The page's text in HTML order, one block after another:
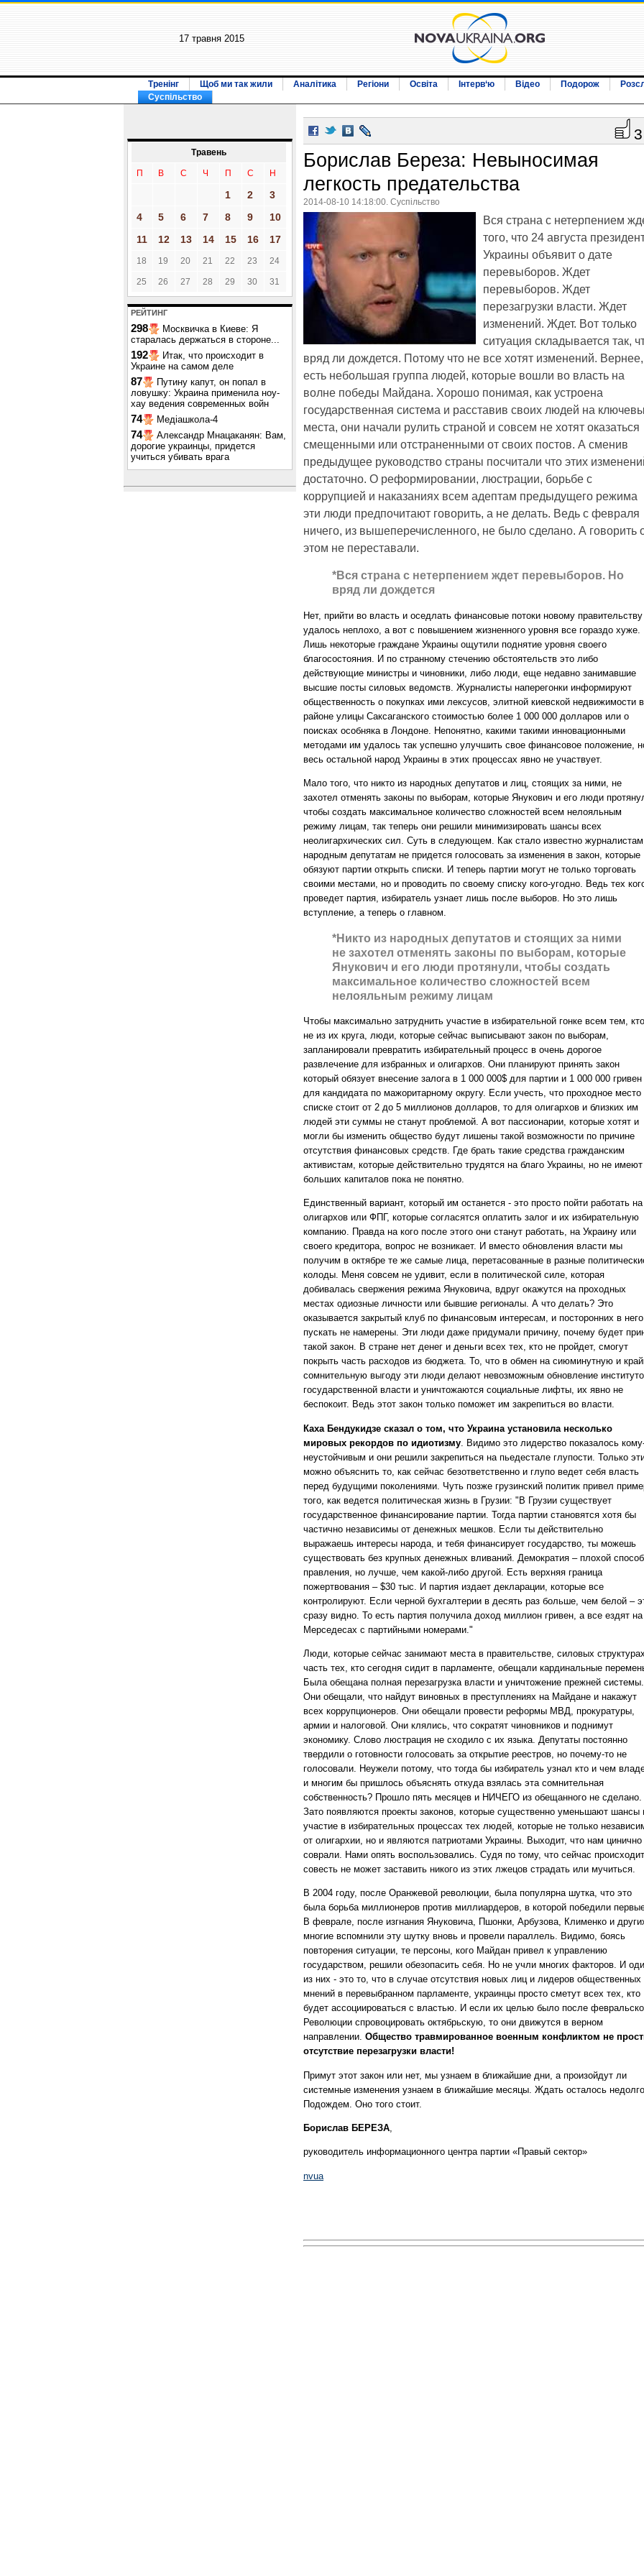
17 травня 2015
Тренінг Щоб ми так жили Аналітика Регіони Освіта Інтерв‘ю Відео Подорож
Суспільство
Травень
П В С Ч П С Н
1 2
3
4
5 6 7 8 9
10
11
12 13 14 15 16 17
18 19 20 21 22 23 24
25 26 27 28 29 30 31
РЕЙТИНГ
298
Москвичка в Киеве: Я
старалась держаться в стороне...
192
Итак, что происходит в
Украине на самом деле
87
Путину капут, он попал в
ловушку: Украина применила ноу-
хау ведения современных войн
74 Медіашкола-4
74
Александр Мнацаканян: Вам,
дорогие украинцы, придется
учиться убивать врага
3
Борислав Береза: Невыносимая
легкость предательства
2014-08-10 14:18:00. Суспільство
Вся страна с нетерпением
того, что 24 августа
Украины объявит о дате
перевыборов. Ждет
перевыборов. Ждет
перезагрузки власти. Ждет
изменений. Ждет. Вот только
ситуация складывается так,
вряд ли дождется. Потому что не все хотят изменений. Вернее,
есть небольшая группа людей, которые вошли во власть на
волне победы Майдана. Хорошо понимая, как устроена
государственная система и расставив своих людей на
места, они начали рулить страной и совсем не хотят оказаться
смещенными или отстраненными от своих постов. А сменив
предыдущее руководство страны посчитали что этих
достаточно. О реформировании, люстрации, борьбе с
коррупцией и наказаниях всем адептам предыдущего режима
эти люди предпочитают говорить, а не делать. Ведь с февраля
ничего, из вышеперечисленного, не было сделано. А говорить
этом не переставали.
*Вся страна с нетерпением ждет перевыборов. Но
вряд ли дождется
Нет, прийти во власть и оседлать финансовые потоки новому правительству
удалось неплохо, а вот с повышением жизненного уровня все гораздо хуже.
Лишь некоторые граждане Украины ощутили поднятие уровня своего
благосостояния. И по странному стечению обстоятельств это либо
действующие министры и чиновники, либо люди, еще недавно занимавшие
высшие посты силовых ведомств. Журналисты наперегонки информируют
общественность о покупках ими лексусов, элитной киевской недвижимости в
районе улицы Саксаганского стоимостью более 1 000 000 долларов или о
поисках особняка в Лондоне. Непонятно, какими такими инновационными
методами им удалось так успешно улучшить свое финансовое положение,
весь остальной народ Украины в этих процессах явно не участвует.
Мало того, что никто из народных депутатов и лиц, стоящих за ними, не
захотел отменять законы по выборам, которые Янукович и его люди
чтобы создать максимальное количество сложностей всем нелояльным
режиму лицам, так теперь они решили минимизировать шансы всех
неолигархических сил. Суть в следующем. Как стало известно журналистам,
народным депутатам не придется голосовать за изменения в закон, которые
обязуют партии открыть списки. И теперь партии могут не только торговать
своими местами, но и проводить по своему списку кого-угодно. Ведь тех
проведет партия, избиратель узнает лишь после выборов. Но это лишь
вступление, а теперь о главном.
*Никто из народных депутатов и стоящих за ними
не захотел отменять законы по выборам, которые
Янукович и его люди протянули, чтобы создать
максимальное количество сложностей всем
нелояльным режиму лицам
Чтобы максимально затруднить участие в избирательной гонке всем тем, кто
не из их круга, люди, которые сейчас выписывают закон по выборам,
запланировали превратить избирательный процесс в очень дорогое
развлечение для избранных и олигархов. Они планируют принять закон
который обязует внесение залога в 1 000 000$ для партии и 1 000 000 гривен
для кандидата по мажоритарному округу. Если учесть, что проходное место
списке стоит от 2 до 5 миллионов долларов, то для олигархов и близких им
людей эти суммы не станут проблемой. А вот пассионарии, которые хотят и
могли бы изменить общество будут лишены такой возможности по причине
отсутствия финансовых средств. Где брать такие средства гражданским
активистам, которые действительно трудятся на благо Украины, но не имеют
больших капиталов пока не понятно.
Единственный вариант, который им останется - это просто пойти работать на
олигархов или ФПГ, которые согласятся оплатить залог и их избирательную
компанию. Правда на кого после этого они станут работать, на Украину или
своего кредитора, вопрос не возникает. И вместо обновления власти мы
получим в октябре те же самые лица, перетасованные в разные
колоды. Меня совсем не удивит, если в политической силе, которая
добивалась свержения режима Януковича, вдруг окажутся на проходных
местах одиозные личности или бывшие регионалы. А что делать? Это
оказывается закрытый клуб по финансовым интересам, и посторонних в него
пускать не намерены. Эти люди даже придумали причину, почему будет
такой закон. В стране нет денег и деньги всех тех, кто не пройдет, смогут
покрыть часть расходов из бюджета. То, что в обмен на сиюминутную и
сомнительную выгоду эти люди делают невозможным обновление
государственной власти и уничтожаются социальные лифты, их явно не
беспокоит. Ведь этот закон только поможет им закрепиться во власти.
Каха Бендукидзе сказал о том, что Украина установила несколько
мировых рекордов по идиотизму . Видимо это лидерство показалось
неустойчивым и они решили закрепиться на пьедестале глупости. Только
можно объяснить то, как сейчас безответственно и глупо ведет себя власть
перед будущими поколениями. Чуть позже грузинский политик привел
того, как ведется политическая жизнь в Грузии: "В Грузии существует
государственное финансирование партии. Тогда партии становятся хотя бы
частично независимы от денежных мешков. Если ты действительно
выражаешь интересы народа, и тебя финансирует государство, ты можешь
существовать без крупных денежных вливаний. Демократия – плохой способ
правления, но лучше, чем какой-либо другой. Есть верхняя граница
пожертвования – $30 тыс. И партия издает декларации, которые все
контролируют. Если черной бухгалтерии в десять раз больше, чем белой –
сразу видно. То есть партия получила доход миллион гривен, а все ездят на
Мерседесах с партийными номерами."
Люди, которые сейчас занимают места в правительстве, силовых
часть тех, кто сегодня сидит в парламенте, обещали кардинальные
Была обещана полная перезагрузка власти и уничтожение прежней системы.
Они обещали, что найдут виновных в преступлениях на Майдане и накажут
всех коррупционеров. Они обещали провести реформы МВД, прокуратуры,
армии и налоговой. Они клялись, что сократят чиновников и поднимут
экономику. Слово люстрация не сходило с их языка. Депутаты постоянно
твердили о готовности голосовать за открытие реестров, но почему-то не
голосовали. Неужели потому, что тогда бы избиратель узнал кто и чем
и многим бы пришлось объяснять откуда взялась эта сомнительная
собственность? Прошло пять месяцев и НИЧЕГО из обещанного не сделано.
Зато появляются проекты законов, которые существенно уменьшают шансы
участие в избирательных процессах тех людей, которые не только
от олигархии, но и являются патриотами Украины. Выходит, что нам цинично
соврали. Нами опять воспользовались. Судя по тому, что сейчас
совесть не может заставить никого из этих лжецов страдать или мучиться.
В 2004 году, после Оранжевой революции, была популярна шутка, что это
была борьба миллионеров против миллиардеров, в которой победили
В феврале, после изгнания Януковича, Пшонки, Арбузова, Клименко и
многие вспомнили эту шутку вновь и провели параллель. Видимо, боясь
повторения ситуации, те персоны, кого Майдан привел к управлению
государством, решили обезопасить себя. Но не учли многих факторов. И
из них - это то, что в случае отсутствия новых лиц и лидеров общественных
мнений в перевыбранном парламенте, украинцы просто сметут всех тех, кто
будет ассоциироваться с властью. И если их целью было после
Революции спровоцировать октябрьскую, то они движутся в верном
направлении. Общество травмированное военным конфликтом не
отсутствие перезагрузки власти!
Примут этот закон или нет, мы узнаем в ближайшие дни, а произойдут ли
системные изменения узнаем в ближайшие месяцы. Ждать осталось недолго.
Подождем. Оно того стоит.
Борислав БЕРЕЗА,
руководитель информационного центра партии «Правый сектор»
nvua